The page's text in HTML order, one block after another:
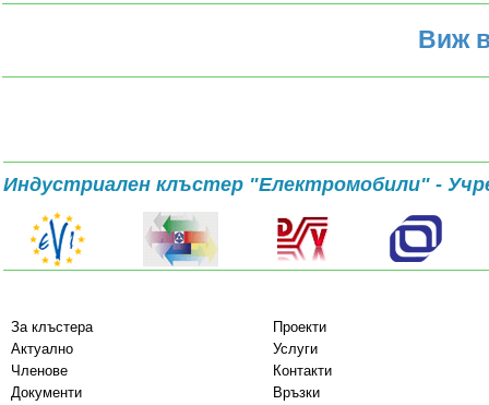
Виж
Индустриален клъстер "Електромобили" -
За клъстера
Проекти
Актуално
Услуги
Членове
Контакти
Документи
Връзки